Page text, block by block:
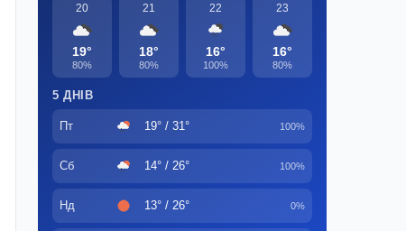
20
19°
80%
21
18°
80%
22
16°
100%
23
16°
80%
5 ДНІВ
Пт 19° / 31° 100%
Сб 14° / 26° 100%
Нд 13° / 26° 0%